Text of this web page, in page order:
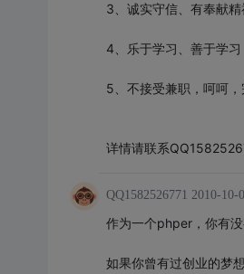
3、诚实守信、有奉献
4、乐于学习、善于学习
5、不接受兼职，呵呵
详情请联系
QQ1582526771 2010-10-
作为一个phper，你有
如果你曾有过创业的梦